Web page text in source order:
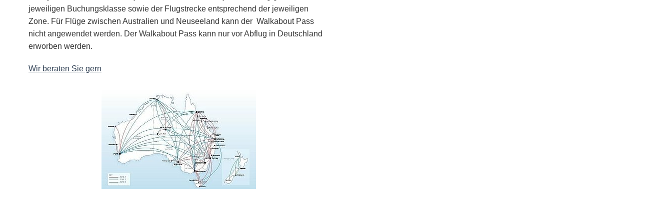
jeweiligen Buchungsklasse sowie der Flugstrecke entsprechend der jeweiligen
Zone. Für Flüge zwischen Australien und Neuseeland kann der Walkabout Pass
nicht angewendet werden. Der Walkabout Pass kann nur vor Abflug in Deutschland
erworben werden.
Wir beraten Sie gern